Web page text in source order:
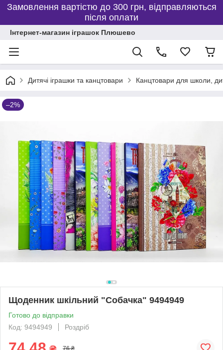
Замовлення вартістю до 300 грн, відправляються
після оплати
Інтернет-магазин іграшок Плюшево
Дитячі іграшки та канцтовари Канцтовари для школи,
–2%
Щоденник шкільний "Собачка" 9494949
Готово до відправки
Код: 9494949
Роздріб
76 ₴